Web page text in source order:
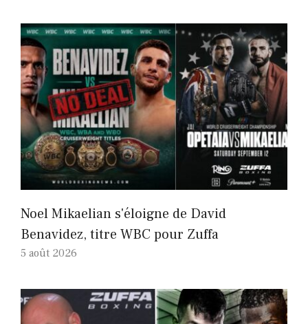
Noel Mikaelian s'éloigne de David
Benavidez, titre WBC pour Zuffa
5 août 2026